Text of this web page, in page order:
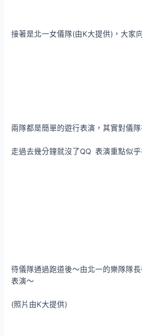
接著是北一女儀隊(由K大提供)，大家
兩隊都是簡單的遊行表演，其實對儀
走過去幾分鐘就沒了QQ 表演重點似
待儀隊通過跑道後～由北一的樂隊隊
表演～
(照片由K大提供)